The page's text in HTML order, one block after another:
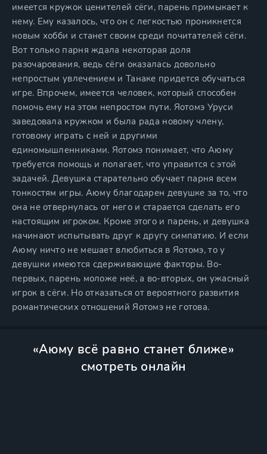
имеется кружок ценителей сёги, парень примыкает к
нему. Ему казалось, что он с легкостью проникнется
новым хобби и станет своим среди почитателей сёги.
Вот только парня ждала некоторая доля
разочарования, ведь сёги оказалась довольно
непростым увлечением и Танаке придется обучаться
игре. Впрочем, имеется человек, который способен
помочь ему на этом непростом пути. Яотомэ Уруси
заведовала кружком и была рада новому члену,
готовому играть с ней и другими
единомышленниками. Яотомэ понимает, что Аюму
требуется помощь и полагает, что управится с этой
задачей. Девушка старательно обучает парня всем
тонкостям игры. Аюму благодарен девушке за то, что
она не отвернулась от него и старается сделать его
настоящим игроком. Кроме этого и парень, и девушка
начинают испытывать друг к другу симпатию. И если
Аюму ничто не мешает влюбиться в Яотомэ, то у
девушки имеются сдерживающие факторы. Во-
первых, парень моложе неё, а во-вторых, он ужасный
игрок в сёги. Но отказаться от вероятного развития
романтических отношений Яотомэ не готова.
«Аюму всё равно станет ближе»
смотреть онлайн